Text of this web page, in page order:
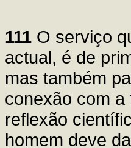
111 O serviço
actual, é de
mas também
conexão com a
reflexão
homem deve